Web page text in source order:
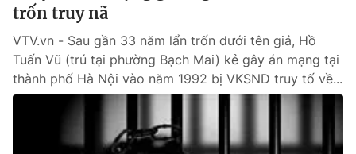
Liên hệ tòa soạn
trốn truy nã
VTV.vn - Sau gần 33 năm lẩn trốn dưới tên giả, Hồ
Tuấn Vũ (trú tại phường Bạch Mai) kẻ gây án mạng tại
thành phố Hà Nội vào năm 1992 bị VKSND truy tố về...